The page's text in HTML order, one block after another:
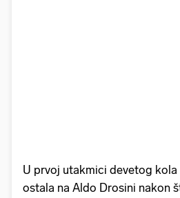
U prvoj utakmici devetog kola
ostala na Aldo Drosini nakon